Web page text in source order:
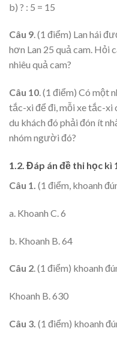
b) ? : 5 = 15
Câu 9. (1 điểm) Lan hái
hơn Lan 25 quả cam. Hỏi
nhiêu quả cam?
Câu 10. (1 điểm) Có một
tắc-xi để đi, mỗi xe tắc-
du khách đó phải đón ít
nhóm người đó?
1.2. Đáp án đề thi học kì
Câu 1. (1 điểm, khoanh
a. Khoanh C. 6
b. Khoanh B. 64
Câu 2. (1 điểm) khoanh
Khoanh B. 630
Câu 3. (1 điểm) khoanh